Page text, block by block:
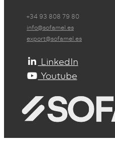
+34 93 808 79 80
info@sofamel.es
export@sofamel.es
LinkedIn
Youtube